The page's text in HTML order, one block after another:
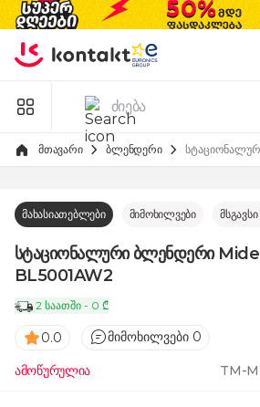
Skip to Content
მთავარი ბლენდერი
მახასიათებლები მიმოხილვები
სტაციონალური ბლენდერი
BL5001AW2
2 საათში - 0 ₾
0.0 მიმოხილვები 0
ამოწურულია TM-